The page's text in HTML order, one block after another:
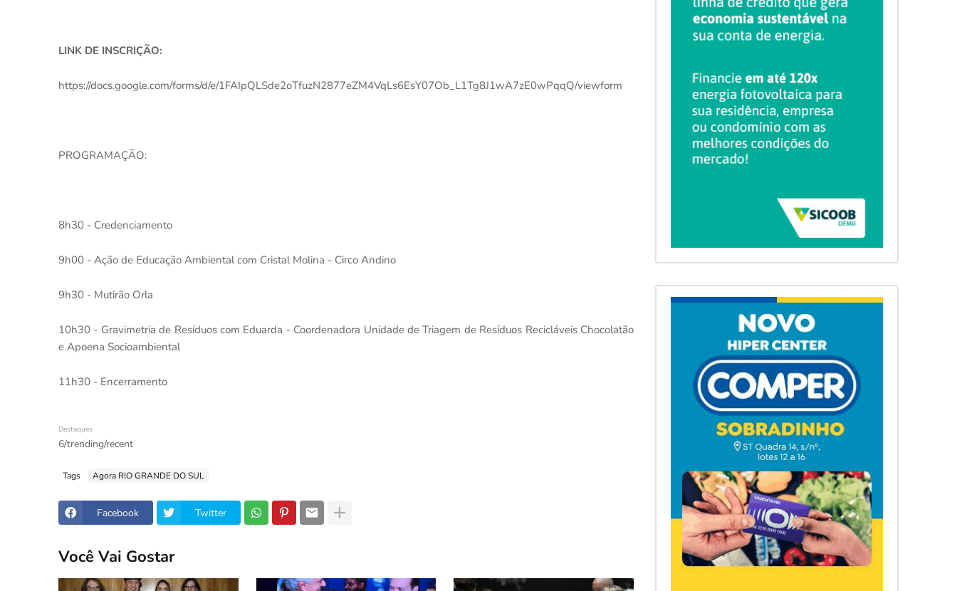
LINK DE INSCRIÇÃO:
https://docs.google.com/forms/d/e/1FAIpQLSde2oTfuzN2877eZM4VqLs6EsY07Ob_L1Tg8J1wA7zE0wPqqQ/viewform
PROGRAMAÇÃO:
8h30 - Credenciamento
9h00 - Ação de Educação Ambiental com Cristal Molina - Circo Andino
9h30 - Mutirão Orla
10h30 - Gravimetria de Resíduos com Eduarda - Coordenadora Unidade de Triagem de Resíduos Recicláveis Chocolatão
e Apoena Socioambiental
11h30 - Encerramento
Destaques
6/trending/recent
Tags Agora RIO GRANDE DO SUL
Facebook Twitter
Você Vai Gostar